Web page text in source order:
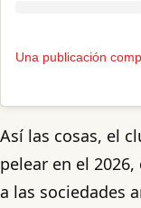
Así las cosas, el
pelear en el
a las sociedades